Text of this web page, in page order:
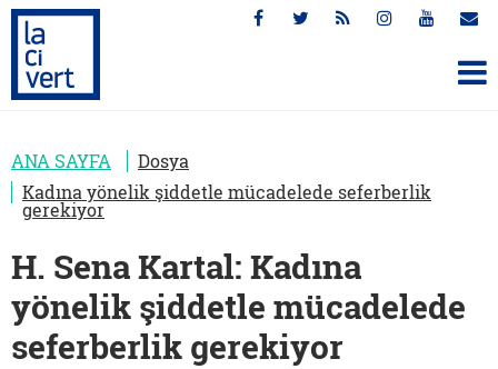
ANA SAYFA
Dosya
Kadına yönelik şiddetle mücadelede seferberlik
gerekiyor
H. Sena Kartal: Kadına
yönelik şiddetle mücadelede
seferberlik gerekiyor